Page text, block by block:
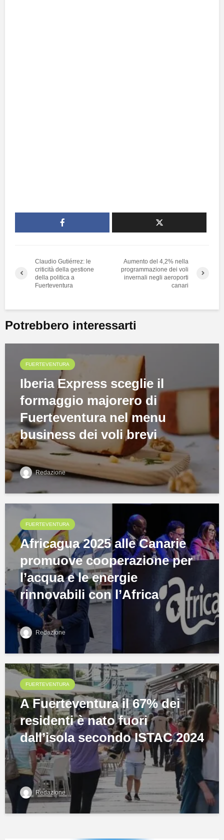
Claudio Gutiérrez: le
criticità della gestione
della politica a
Fuerteventura
Aumento del 4,2% nella
programmazione dei voli
invernali negli aeroporti
canari
Potrebbero interessarti
FUERTEVENTURA
Iberia Express sceglie il
formaggio majorero di
Fuerteventura nel menu
business dei voli brevi
Redazione
FUERTEVENTURA
Africagua 2025 alle Canarie
promuove cooperazione per
l’acqua e le energie
rinnovabili con l’Africa
Redazione
FUERTEVENTURA
A Fuerteventura il 67% dei
residenti è nato fuori
dall’isola secondo ISTAC 2024
Redazione